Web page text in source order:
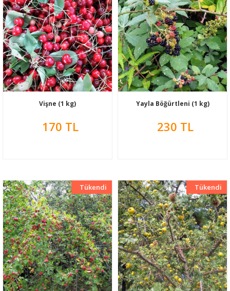
Vişne (1 kg)
170 TL
Yayla Böğürtleni (1 kg)
230 TL
Yeni
Tükendi Yeni
Tükendi